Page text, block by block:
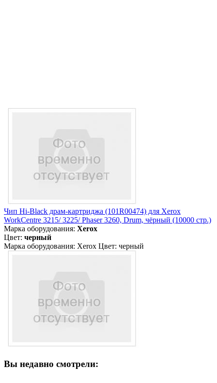
Чип Hi-Black драм-картриджа (101R00474) для Xerox
WorkCentre 3215/ 3225/ Phaser 3260, Drum, чёрный (10000 стр.)
Марка оборудования: Xerox
Цвет: черный
Марка оборудования: Xerox Цвет: черный
Вы недавно смотрели: